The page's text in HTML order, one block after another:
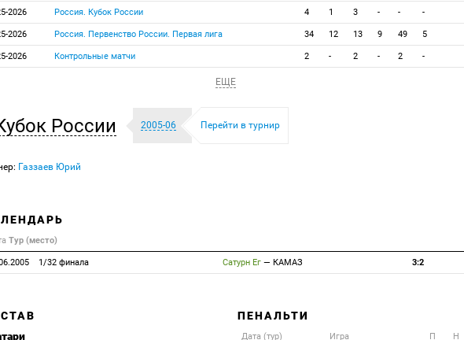
2026 Россия. Кубок России 4 1 3 - - -
2026 Россия. Первенство России. Первая лига 34 12 13 9 49 5
2026 Контрольные матчи 2 - 2 - 2 -
ЕЩЕ
России 2005-06 Перейти в турнир
Газзаев Юрий
Тур (место)
1/32 финала Сатурн Ег — КАМАЗ 3:2
ПЕНАЛЬТИ
Дата (тур) Игра П Н